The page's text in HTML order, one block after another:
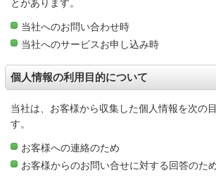
とがあります。
当社へのお問い合わせ時
当社へのサービスお申し込み時
個人情報の利用目的について
当社は、お客様から収集した個人情報を次の
す。
お客様への連絡のため
お客様からのお問い合せに対する回答のた